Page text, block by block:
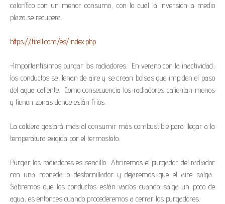
calorífico con un menor consumo, con lo cual la inversión a medio
plazo se recupera.
https://tifell.com/es/index.php
-Importantísimos purgar los radiadores. En verano con la inactividad,
los conductos se llenan de aire y se crean bolsas que impiden el paso
del agua caliente. Como consecuencia los radiadores calientan menos
y tienen zonas donde están fríos.
La caldera gastará más al consumir más combustible para llegar a la
temperatura exigida por el termostato.
Purgar los radiadores es sencillo. Abriremos el purgador del radiador
con una moneda o destornillador y dejaremos que el aire salga.
Sabremos que los conductos están vacíos cuando salga un poco de
agua, es entonces cuando procederemos a cerrar los purgadores.